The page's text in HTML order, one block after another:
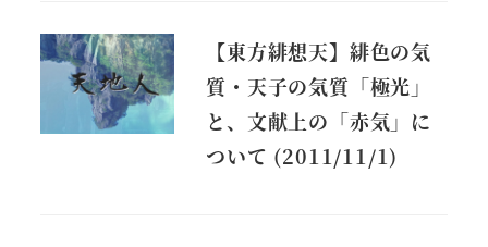
【東方緋想天】緋色の気
質・天子の気質「極光」
と、文献上の「赤気」に
ついて (2011/11/1)